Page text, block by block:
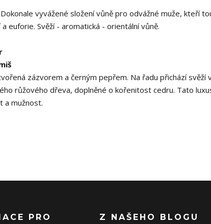
Dokonale vyvážené složení vůně pro odvážné muže, kteří
euforie. Svěží - aromatická - orientální vůně.
zázvorem a černým pepřem. Na řadu přichází svěží
růžového dřeva, doplněné o kořenitost cedru. Tato
a mužnost.
PRO
Z NAŠEHO BLOGU